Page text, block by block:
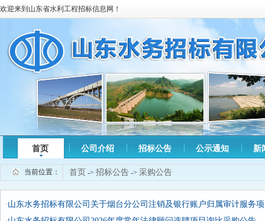
欢迎来到山东省水利工程招标信息网！
首页 公司介绍 招标公告 公示通知 新
当前位置： 首页 -> 招标公告 -> 采购公告
·山东水务招标有限公司关于烟台分公司注销及银行账户归属审计服务